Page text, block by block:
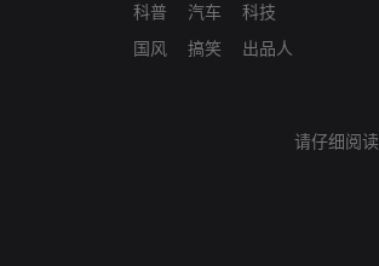
科普
国风
汽车
搞笑
科技
出品人
请仔细阅读